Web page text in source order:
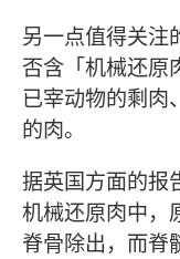
另一点值得关注
否含「机械还原
已宰动物的剩肉
的肉。
据英国方面的报
机械还原肉中，
脊骨除出，而脊